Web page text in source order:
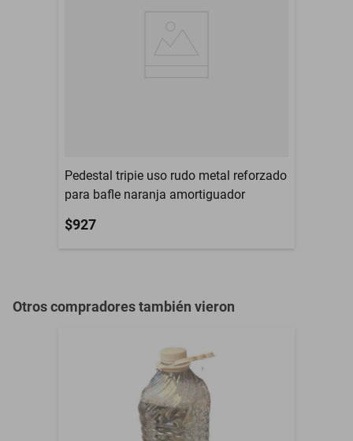
Pedestal tripie uso rudo metal reforzado
para bafle naranja amortiguador
$927
Otros compradores también vieron